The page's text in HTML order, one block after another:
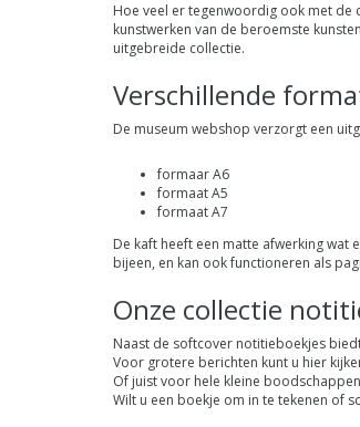
Hoe veel er tegenwoordig ook met de
kunstwerken van de beroemste
uitgebreide collectie.
Verschillende
De museum webshop verzorgt een
formaar A6
formaat A5
formaat A7
De kaft heeft een matte afwerking wat
bijeen, en kan ook functioneren als
Onze collectie
Naast de softcover notitieboekjes
Voor grotere berichten kunt u hier
Of juist voor hele kleine
Wilt u een boekje om in te tekenen of